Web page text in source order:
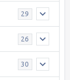
29
26
30